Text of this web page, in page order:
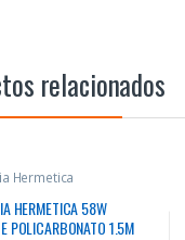
relacionados
Hermetica
HERMETICA 58W
POLICARBONATO 1.5M